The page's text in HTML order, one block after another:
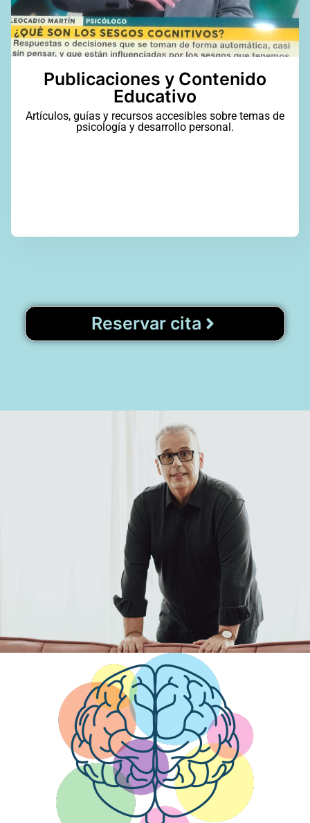
Publicaciones y Contenido
Educativo
Artículos, guías y recursos accesibles sobre temas de
psicología y desarrollo personal.
Reservar cita